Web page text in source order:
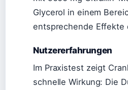
Glycerol in einem
entsprechende Effekte
Nutzererfahrungen
Im Praxistest zeigt
schnelle Wirkung: Die